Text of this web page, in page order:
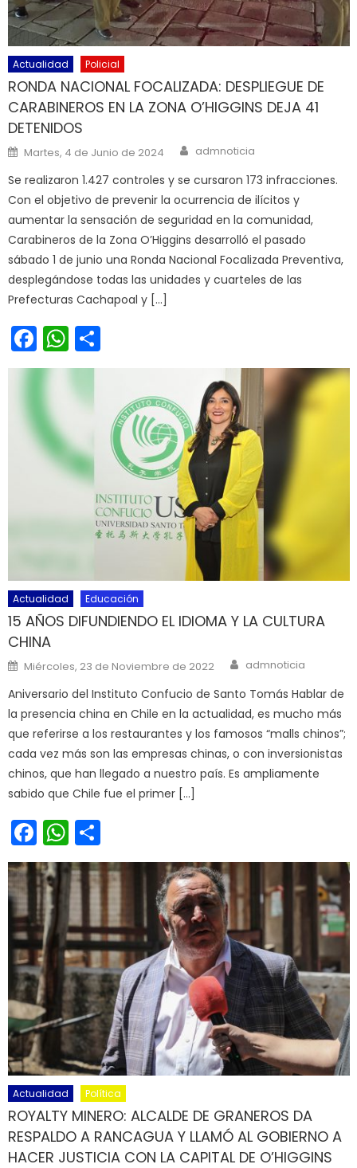
Actualidad Policial
RONDA NACIONAL FOCALIZADA: DESPLIEGUE DE
CARABINEROS EN LA ZONA O’HIGGINS DEJA 41
DETENIDOS
Posted on
Martes, 4 de Junio de 2024 Author
admnoticia
Se realizaron 1.427 controles y se cursaron 173 infracciones.
Con el objetivo de prevenir la ocurrencia de ilícitos y
aumentar la sensación de seguridad en la comunidad,
Carabineros de la Zona O’Higgins desarrolló el pasado
sábado 1 de junio una Ronda Nacional Focalizada Preventiva,
desplegándose todas las unidades y cuarteles de las
Prefecturas Cachapoal y […]
Facebook
WhatsApp
Actualidad Educación
15 AÑOS DIFUNDIENDO EL IDIOMA Y LA CULTURA
CHINA
Posted on
Miércoles, 23 de Noviembre de 2022 Author
admnoticia
Aniversario del Instituto Confucio de Santo Tomás Hablar de
la presencia china en Chile en la actualidad, es mucho más
que referirse a los restaurantes y los famosos “malls chinos”;
cada vez más son las empresas chinas, o con inversionistas
chinos, que han llegado a nuestro país. Es ampliamente
sabido que Chile fue el primer […]
Facebook
WhatsApp
Actualidad Política
ROYALTY MINERO: ALCALDE DE GRANEROS DA
RESPALDO A RANCAGUA Y LLAMÓ AL GOBIERNO A
HACER JUSTICIA CON LA CAPITAL DE O’HIGGINS